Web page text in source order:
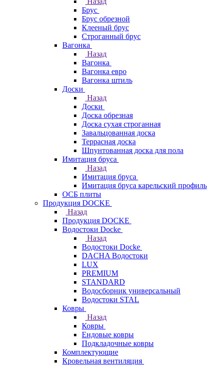
Брус
Брус обрезной
Клееный брус
Строганный брус
Вагонка
Назад
Вагонка
Вагонка евро
Вагонка штиль
Доски
Назад
Доски
Доска обрезная
Доска сухая строганная
Завальцованная доска
Террасная доска
Шпунтованная доска для пола
Имитация бруса
Назад
Имитация бруса
Имитация бруса карельский профиль
ОСБ плиты
Продукция DOCKE
Назад
Продукция DOCKE
Водостоки Docke
Назад
Водостоки Docke
DACHA Водостоки
LUX
PREMIUM
STANDARD
Водосборник универсальный
Водостоки STAL
Ковры
Назад
Ковры
Ендовые ковры
Подкладочные ковры
Комплектующие
Кровельная вентиляция